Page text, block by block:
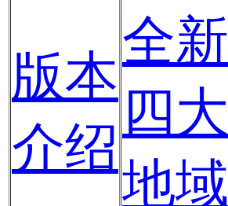
版本
介绍
全新
四大
地域